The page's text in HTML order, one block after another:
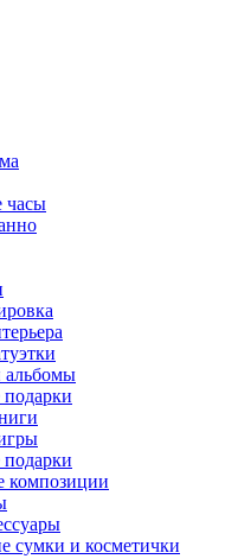
часы
альбомы
композиции
сумки и косметички